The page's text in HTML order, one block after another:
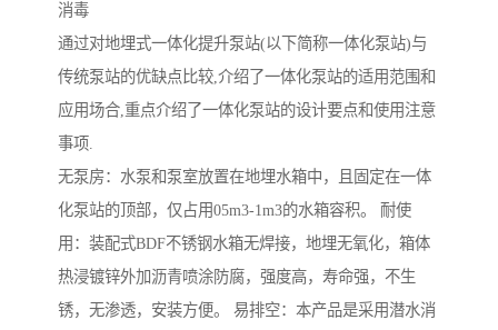
消毒
通过对地埋式一体化提升泵站(以下简称一体化泵站)与
传统泵站的优缺点比较,介绍了一体化泵站的适用范围和
应用场合,重点介绍了一体化泵站的设计要点和使用注意
事项.
无泵房：水泵和泵室放置在地埋水箱中，且固定在一体
化泵站的顶部，仅占用05m3-1m3的水箱容积。 耐使
用：装配式BDF不锈钢水箱无焊接，地埋无氧化，箱体
热浸镀锌外加沥青喷涂防腐，强度高，寿命强，不生
锈，无渗透，安装方便。 易排空：本产品是采用潜水消